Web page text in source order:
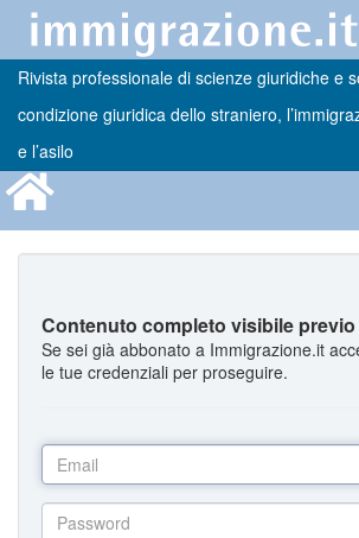
Rivista professionale di scienze giuridiche e
condizione giuridica dello straniero,
e l’asilo
Contenuto completo visibile previo
Se sei già abbonato a Immigrazione.it
le tue credenziali per proseguire.